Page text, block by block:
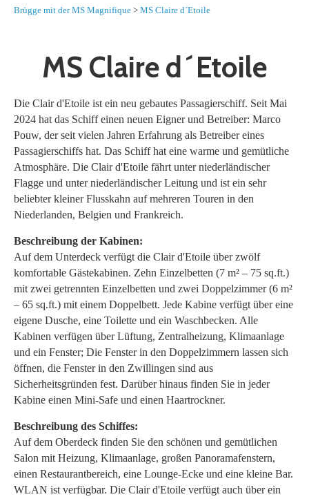
Brügge mit der MS Magnifique > MS Claire d´Etoile
MS Claire d´Etoile
Die Clair d'Etoile ist ein neu gebautes Passagierschiff. Seit Mai
2024 hat das Schiff einen neuen Eigner und Betreiber: Marco
Pouw, der seit vielen Jahren Erfahrung als Betreiber eines
Passagierschiffs hat. Das Schiff hat eine warme und gemütliche
Atmosphäre. Die Clair d'Etoile fährt unter niederländischer
Flagge und unter niederländischer Leitung und ist ein sehr
beliebter kleiner Flusskahn auf mehreren Touren in den
Niederlanden, Belgien und Frankreich.
Beschreibung der Kabinen:
Auf dem Unterdeck verfügt die Clair d'Etoile über zwölf
komfortable Gästekabinen. Zehn Einzelbetten (7 m² – 75 sq.ft.)
mit zwei getrennten Einzelbetten und zwei Doppelzimmer (6 m²
– 65 sq.ft.) mit einem Doppelbett. Jede Kabine verfügt über eine
eigene Dusche, eine Toilette und ein Waschbecken. Alle
Kabinen verfügen über Lüftung, Zentralheizung, Klimaanlage
und ein Fenster; Die Fenster in den Doppelzimmern lassen sich
öffnen, die Fenster in den Zwillingen sind aus
Sicherheitsgründen fest. Darüber hinaus finden Sie in jeder
Kabine einen Mini-Safe und einen Haartrockner.
Beschreibung des Schiffes:
Auf dem Oberdeck finden Sie den schönen und gemütlichen
Salon mit Heizung, Klimaanlage, großen Panoramafenstern,
einen Restaurantbereich, eine Lounge-Ecke und eine kleine Bar.
WLAN ist verfügbar. Die Clair d'Etoile verfügt auch über ein